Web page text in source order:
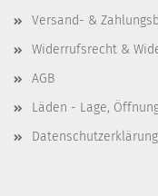
Versand- &
Widerrufsrecht &
AGB
Läden - Lage,
Datenschutzerklärung